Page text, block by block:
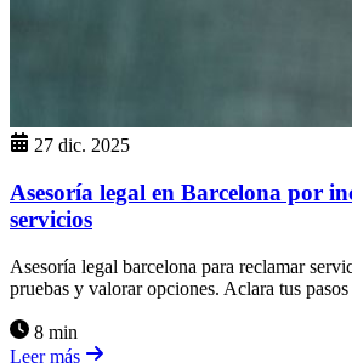
27 dic. 2025
Asesoría legal en Barcelona por
servicios
Asesoría legal barcelona para reclamar
pruebas y valorar opciones. Aclara tus pasos
8 min
Leer más